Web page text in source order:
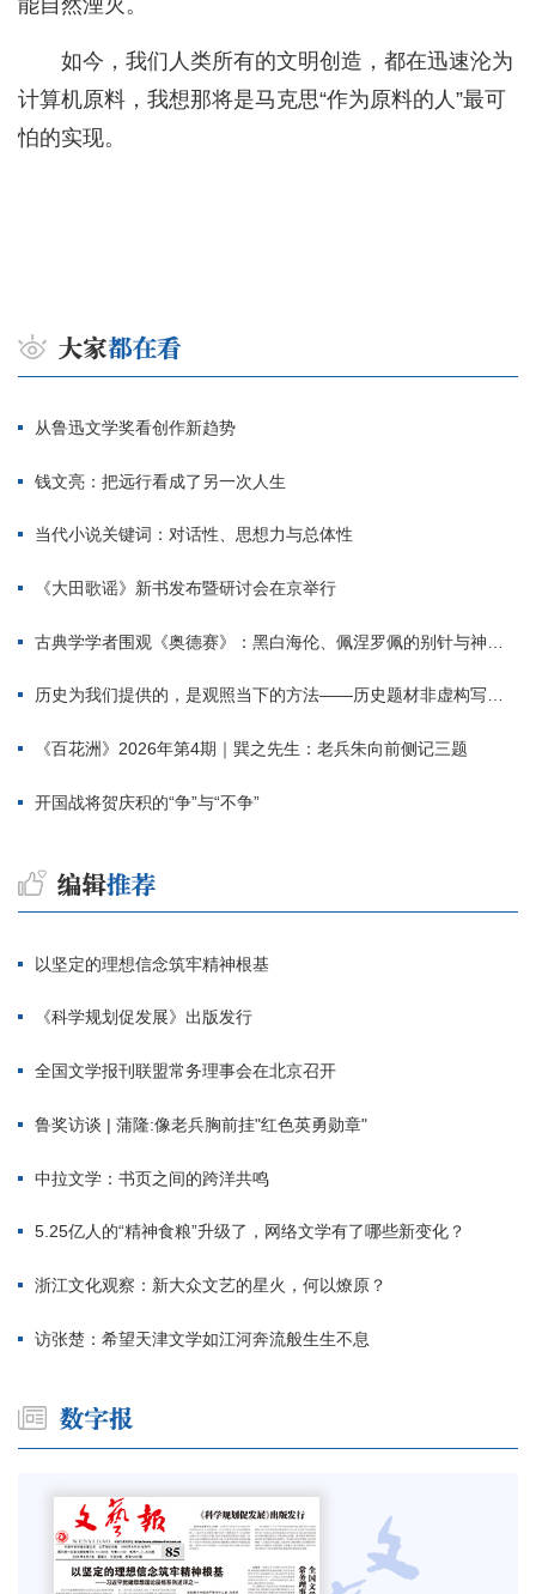
如今，我们人类所有的文明创造，都在迅速沦为
计算机原料，我想那将是马克思“作为原料的人”最可
怕的实现。
从鲁迅文学奖看创作新趋势
钱文亮：把远行看成了另一次人生
当代小说关键词：对话性、思想力与总体性
《大田歌谣》新书发布暨研讨会在京举行
古典学学者围观《奥德赛》：黑白海伦、佩涅罗佩的别针与神秘入侵者
历史为我们提供的，是观照当下的方法——历史题材非虚构写作多人谈
《百花洲》2026年第4期｜巽之先生：老兵朱向前侧记三题
开国战将贺庆积的“争”与“不争”
以坚定的理想信念筑牢精神根基
《科学规划促发展》出版发行
全国文学报刊联盟常务理事会在北京召开
鲁奖访谈 | 蒲隆:像老兵胸前挂"红色英勇勋章"
中拉文学：书页之间的跨洋共鸣
5.25亿人的“精神食粮”升级了，网络文学有了哪些新变化？
浙江文化观察：新大众文艺的星火，何以燎原？
访张楚：希望天津文学如江河奔流般生生不息